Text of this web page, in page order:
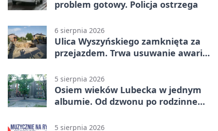
problem gotowy. Policja ostrzega
6 sierpnia 2026
Ulica Wyszyńskiego zamknięta za
przejazdem. Trwa usuwanie awarii
5 sierpnia 2026
Osiem wieków Lubecka w jednym
albumie. Od dzwonu po rodzinne
5 sierpnia 2026